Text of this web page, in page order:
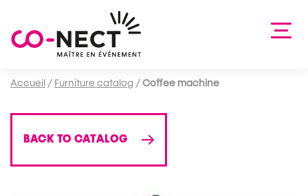
Accueil / Furniture catalog / Coffee machine
BACK TO CATALOG